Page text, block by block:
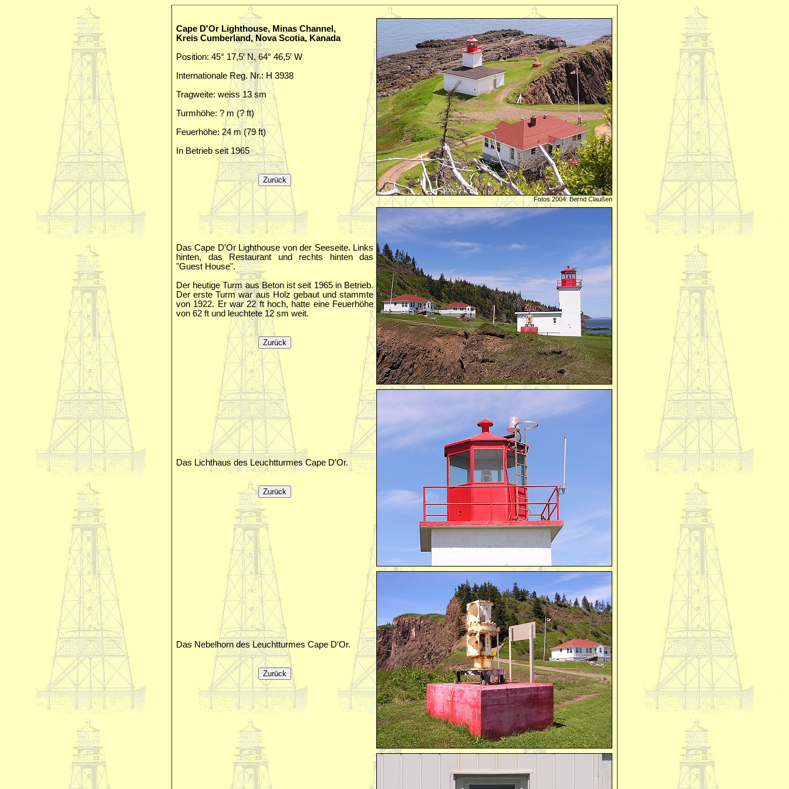
Cape D′Or Lighthouse, Minas Channel,
Kreis Cumberland, Nova Scotia, Kanada
Position: 45° 17,5′ N, 64° 46,5′ W
Internationale Reg. Nr.: H 3938
Tragweite: weiss 13 sm
Turmhöhe: ? m (? ft)
Feuerhöhe: 24 m (79 ft)
In Betrieb seit 1965
Fotos 2004: Bernd Claußen
Das Cape D′Or Lighthouse von der Seeseite. Links
hinten, das Restaurant und rechts hinten das
"Guest House".
Der heutige Turm aus Beton ist seit 1965 in Betrieb.
Der erste Turm war aus Holz gebaut und stammte
von 1922. Er war 22 ft hoch, hatte eine Feuerhöhe
von 62 ft und leuchtete 12 sm weit.
Das Lichthaus des Leuchtturmes Cape D′Or.
Das Nebelhorn des Leuchtturmes Cape D′Or.